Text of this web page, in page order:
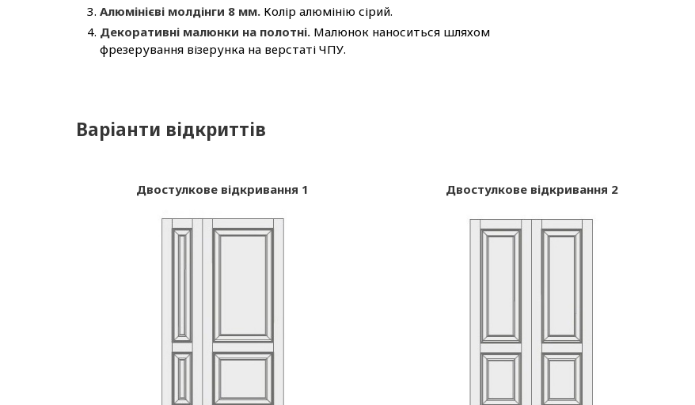
Алюмінієві молдінги 8 мм. Колір алюмінію сірий.
Декоративні малюнки на полотні. Малюнок наноситься шляхом
фрезерування візерунка на верстаті ЧПУ.
Варіанти відкриттів
Двостулкове відкривання 1 Двостулкове відкривання 2